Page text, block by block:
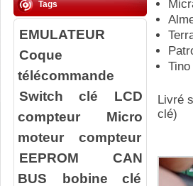
Tags
EMULATEUR
Coque
télécommande
Switch clé
LCD
compteur
Micro
moteur compteur
EEPROM
CAN
BUS
bobine clé
Tino
Livré
clé)